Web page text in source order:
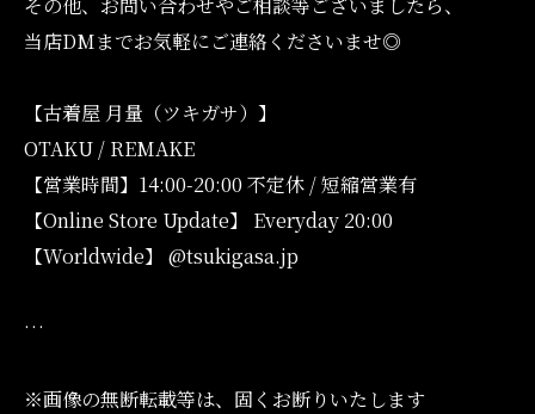
当店DMまでお気軽にご連絡くださいませ◎
【古着屋 月量（ツキガサ）】
OTAKU / REMAKE
【営業時間】14:00-20:00 不定休 / 短縮営業有
【Online Store Update】 Everyday 20:00
【Worldwide】 @tsukigasa.jp
…
※画像の無断転載等は、固くお断りいたします